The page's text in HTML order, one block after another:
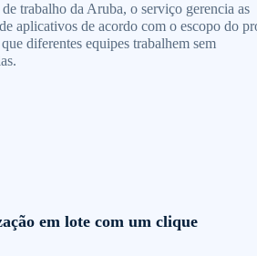
trabalho da Aruba, o serviço gerencia as
aplicativos de acordo com o escopo do
diferentes equipes trabalhem sem
em lote com um clique